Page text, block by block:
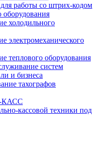
работы со штрих-кодом
холодильного
электромеханического
теплового оборудования
систем
и бизнеса
тахографов
кассовой техники под